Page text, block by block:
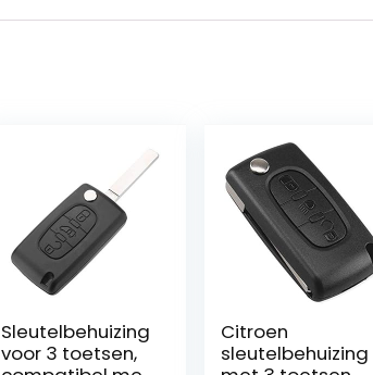
Sleutelbehuizing
voor 3 toetsen,
Citroen
sleutelbehuizing